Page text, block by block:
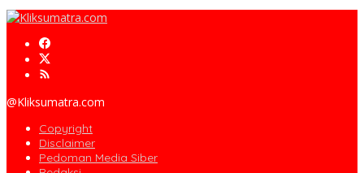
@Kliksumatra.com
Copyright
Disclaimer
Pedoman Media Siber